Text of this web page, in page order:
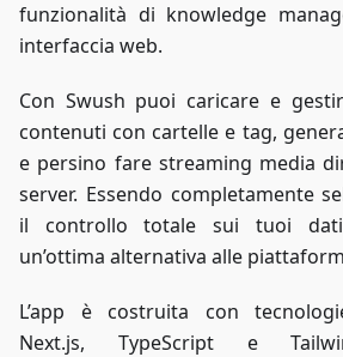
funzionalità di knowledge
interfaccia web.
Con Swush puoi caricare e
contenuti con cartelle e tag,
e persino fare streaming media
server. Essendo completamente
il controllo totale sui tuoi
un’ottima alternativa alle
L’app è costruita con
Next.js, TypeScript e